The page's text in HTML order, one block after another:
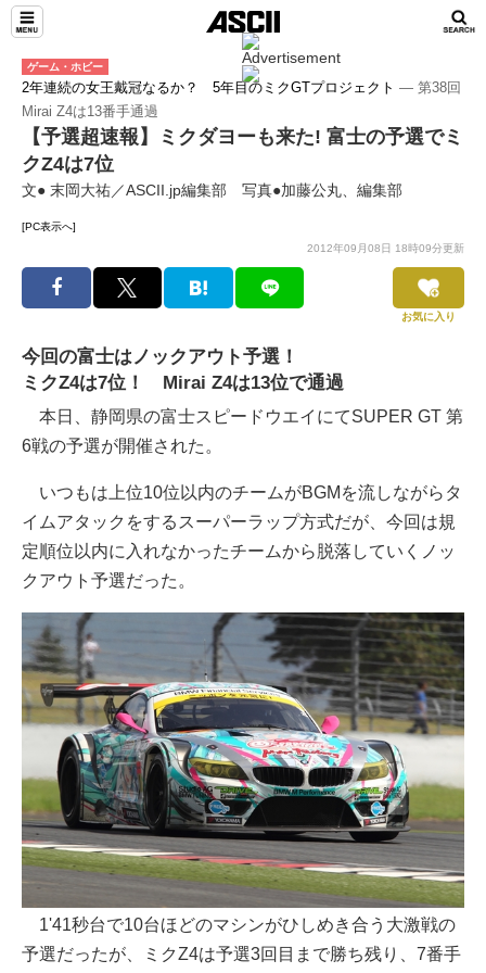
ゲーム・ホビー
2年連続の女王戴冠なるか？ 5年目のミクGTプロジェクト ― 第38回
Mirai Z4は13番手通過
【予選超速報】ミクダヨーも来た! 富士の予選でミ
クZ4は7位
文● 末岡大祐／ASCII.jp編集部 写真●加藤公丸、編集部
[PC表示へ]
2012年09月08日 18時09分更新
お気に入り
今回の富士はノックアウト予選！
ミクZ4は7位！ Mirai Z4は13位で通過
本日、静岡県の富士スピードウエイにてSUPER GT 第
6戦の予選が開催された。
いつもは上位10位以内のチームがBGMを流しながらタ
イムアタックをするスーパーラップ方式だが、今回は規
定順位以内に入れなかったチームから脱落していくノッ
クアウト予選だった。
1'41秒台で10台ほどのマシンがひしめき合う大激戦の
予選だったが、ミクZ4は予選3回目まで勝ち残り、7番手